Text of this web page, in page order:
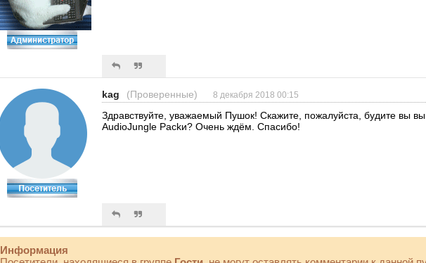
kag (Проверенные) 8 декабря 2018 00:15
Здравствуйте, уважаемый Пушок! Скажите, пожалуйста, будите вы
AudioJungle Packи? Очень ждём. Спасибо!
Информация